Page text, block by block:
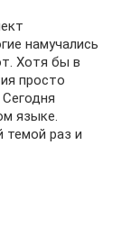
намучались
Хотя бы в
просто
языке.
темой раз и